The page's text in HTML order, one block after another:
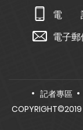
電
電子郵
記者專區
COPYRIGHT©2019